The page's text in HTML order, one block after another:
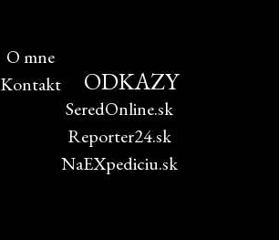
O mne
Kontakt
ODKAZY
SeredOnline.sk
Reporter24.sk
NaEXpediciu.sk